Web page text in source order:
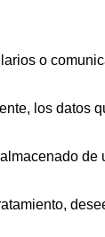
o
los datos
de